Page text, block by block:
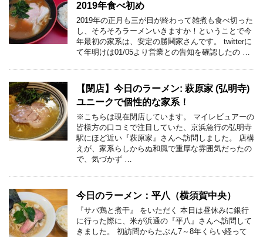
2019年食べ初め
2019年の正月も三が日が終わって雑煮も食べ切った
し、そろそろラーメンいきますか！ということで今
年最初の家系は、安定の勝鬨家さんです。 twitterに
て年明けは01/05より営業との告知を確認したの …
【閉店】今日のラーメン: 萩原家 (弘明寺)
ユニークで個性的な家系！
※こちらは現在閉店しています。 マイレビュアーの
皆様方の口コミで注目していた、京浜急行の弘明寺
駅にほど近い『萩原家』さんへ訪問しました。 店構
えが、家系らしからぬ和風で重厚な雰囲気だったの
で、気づかず …
今日のラーメン：平八（横須賀中央）
『サバ鶏と煮干』 をいただく 本日は昼休みに銀行
に行った際に、米が浜通の『平八』さんへ訪問して
きました。 初訪問からたぶん7～8年くらい経って